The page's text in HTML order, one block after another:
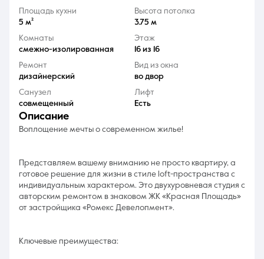
Площадь кухни
5 м²
Высота потолка
3.75 м
Комнаты
смежно-изолированная
Этаж
16 из 16
Ремонт
дизайнерский
Вид из окна
во двор
Санузел
совмещенный
Лифт
Есть
описание
Воплощение мечты о современном жилье!
Представляем вашему вниманию не просто квартиру, а
готовое решение для жизни в стиле loft-пространства с
индивидуальным характером. Это двухуровневая студия с
авторским ремонтом в знаковом ЖК «Красная Площадь»
от застройщика «Ромекс Девелопмент».
Ключевые преимущества: